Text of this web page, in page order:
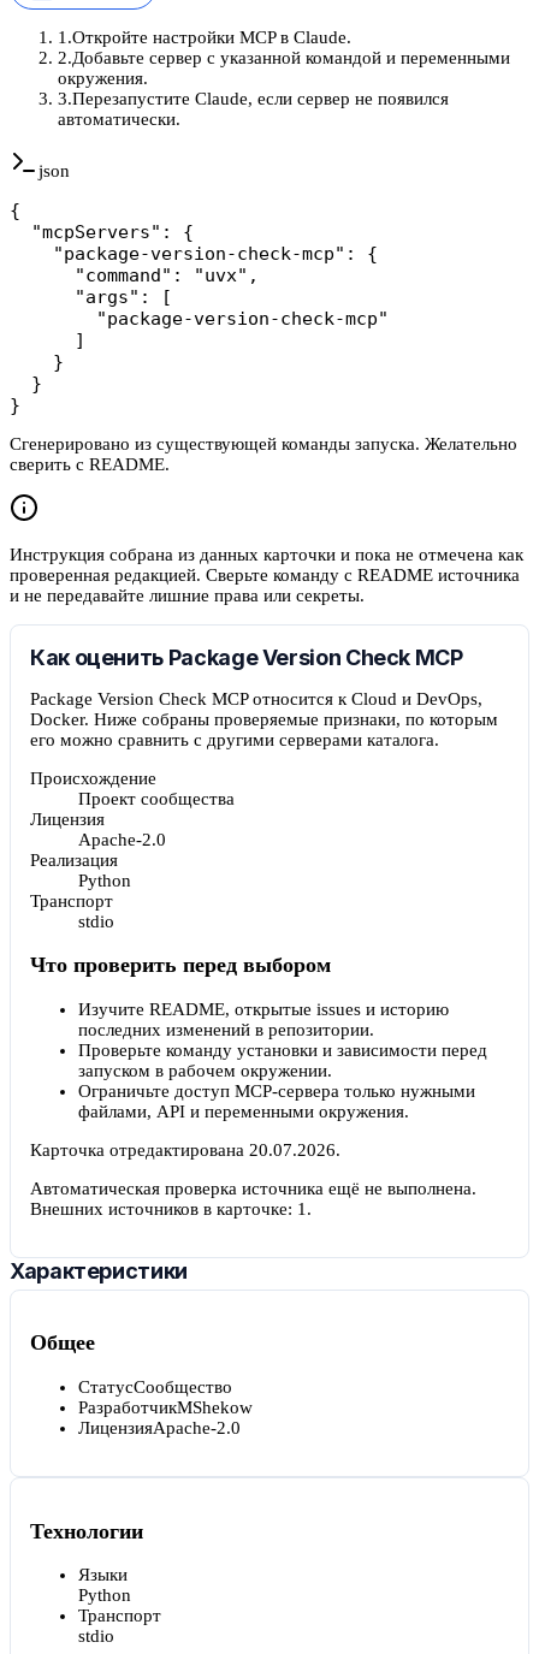
1 .Откройте настройки MCP в Claude.
2.Добавьте сервер с указанной командой и переменными
окружения.
3.Перезапустите Claude, если сервер не появился
автоматически.
json
{
  "mcpServers": {
    "package-version-check-mcp": {
      "command": "uvx",
      "args": [
        "package-version-check-mcp"
      ]
    }
  }
}
Сгенерировано из существующей команды запуска. Желательно
сверить с README.
Инструкция собрана из данных карточки и пока не отмечена как
проверенная редакцией. Сверьте команду с README источника
и не передавайте лишние права или секреты.
Как оценить Package Version Check MCP
Package Version Check MCP относится к Cloud и DevOps,
Docker. Ниже собраны проверяемые признаки, по которым
его можно сравнить с другими серверами каталога.
Происхождение
Проект сообщества
Лицензия
Apache-2.0
Реализация
Python
Транспорт
stdio
Что проверить перед выбором
Изучите README, открытые issues и историю
последних изменений в репозитории.
Проверьте команду установки и зависимости перед
запуском в рабочем окружении.
Ограничьте доступ MCP-сервера только нужными
файлами, API и переменными окружения.
Карточка отредактирована 20.07.2026.
Автоматическая проверка источника ещё не выполнена.
Внешних источников в карточке: 1 .
Характеристики
Общее
СтатусСообщество
РазработчикMShekow
ЛицензияApache-2.0
Технологии
Языки
Python
Транспорт
stdio